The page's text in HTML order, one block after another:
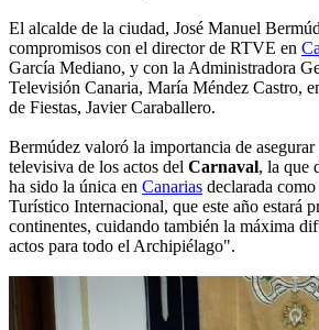
El alcalde de la ciudad, José Manuel
compromisos con el director de RTVE en
García Mediano, y con la Administradora
Televisión Canaria, María Méndez Castro,
de Fiestas, Javier Caraballero.
Bermúdez valoró la importancia de
televisiva de los actos del Carnaval, la que
ha sido la única en Canarias declarada
Turístico Internacional, que este año estará
continentes, cuidando también la máxima
actos para todo el Archipiélago".